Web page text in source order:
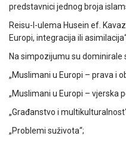
predstavnici jednog broja
Reisu-l-ulema Husein ef.
Europi, integracija ili
Na simpozijumu su dominirale
„Muslimani u Europi – prava i
„Muslimani u Europi – vjerska
„Građanstvo i
„Problemi suživota“;